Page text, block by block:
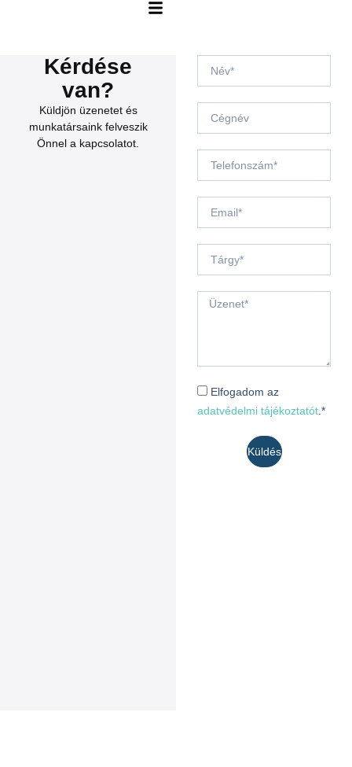
Kérdése
van?
Küldjön üzenetet és
munkatársaink felveszik
Önnel a kapcsolatot.
Elfogadom az
adatvédelmi tájékoztatót.*
Küldés